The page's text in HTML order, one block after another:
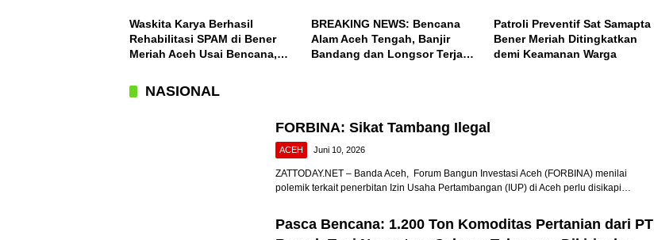
Waskita Karya Berhasil
Rehabilitasi SPAM di Bener
Meriah Aceh Usai Bencana,
Air Bagi 3.000 KK
BREAKING NEWS: Bencana
Alam Aceh Tengah, Banjir
Bandang dan Longsor Terjang
Patroli Preventif Sat Samapta
Bener Meriah Ditingkatkan
demi Keamanan Warga
NASIONAL
FORBINA: Sikat Tambang Ilegal
ACEH Juni 10, 2026
ZATTODAY.NET – Banda Aceh, Forum Bangun Investasi Aceh (FORBINA) menilai
polemik terkait penerbitan Izin Usaha Pertambangan (IUP) di Aceh perlu disikapi…
Pasca Bencana: 1.200 Ton Komoditas Pertanian dari PT